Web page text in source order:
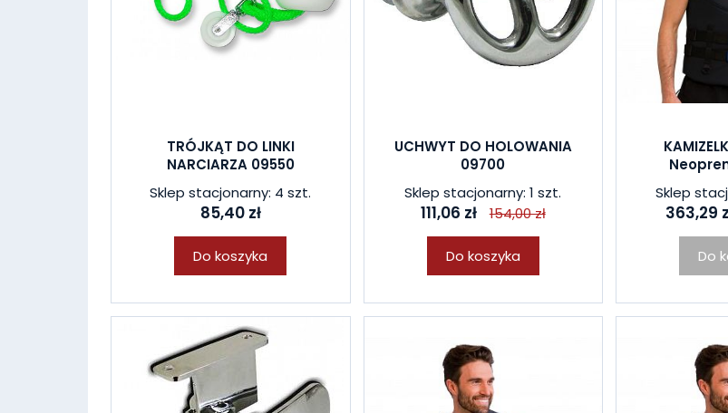
TRÓJKĄT DO LINKI
NARCIARZA 09550
Sklep stacjonarny: 4 szt.
85,40 zł
Do koszyka
UCHWYT DO HOLOWANIA
09700
Sklep stacjonarny: 1 szt.
111,06 zł 154,00 zł
Do koszyka
Sklep
363,29
Do